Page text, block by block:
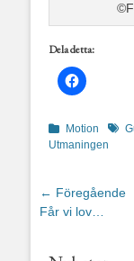
Dela detta:
Kategorier
Motion
Utmaningen
← Föregående
Föregående
Får vi lov…